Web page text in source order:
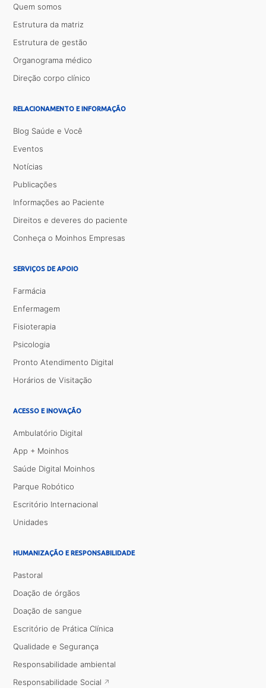
Quem somos
Estrutura da matriz
Estrutura de gestão
Organograma médico
Direção corpo clínico
RELACIONAMENTO E INFORMAÇÃO
Blog Saúde e Você
Eventos
Notícias
Publicações
Informações ao Paciente
Direitos e deveres do paciente
Conheça o Moinhos Empresas
SERVIÇOS DE APOIO
Farmácia
Enfermagem
Fisioterapia
Psicologia
Pronto Atendimento Digital
Horários de Visitação
ACESSO E INOVAÇÃO
Ambulatório Digital
App + Moinhos
Saúde Digital Moinhos
Parque Robótico
Escritório Internacional
Unidades
HUMANIZAÇÃO E RESPONSABILIDADE
Pastoral
Doação de órgãos
Doação de sangue
Escritório de Prática Clínica
Qualidade e Segurança
Responsabilidade ambiental
Responsabilidade Social